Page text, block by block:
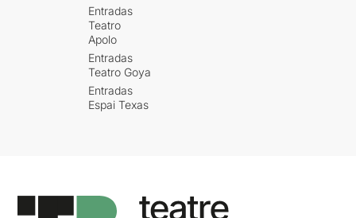
Entradas
Teatro
Apolo
Entradas
Teatro Goya
Entradas
Espai Texas